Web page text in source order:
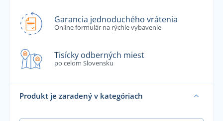
Garancia jednoduchého vrátenia
Online formulár na rýchle vybavenie
Tisícky odberných miest
po celom Slovensku
Produkt je zaradený v kategóriach